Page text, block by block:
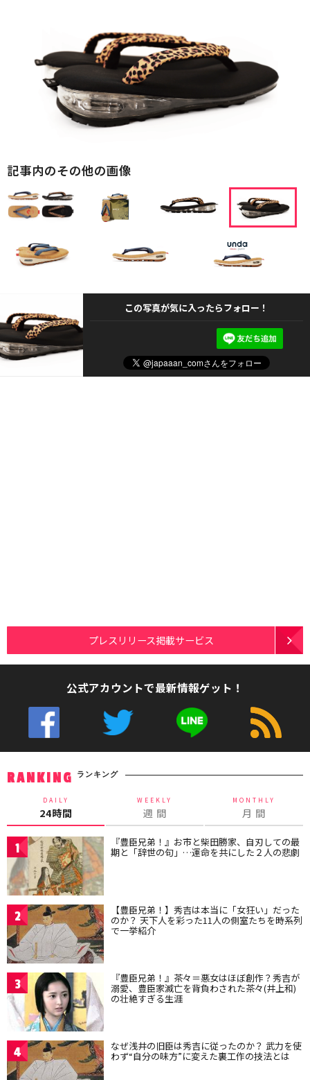
記事内のその他の画像
この写真が気に入ったらフォロー！
プレスリリース掲載サービス
公式アカウントで最新情報ゲット！
RANKING ランキング
DAILY
24時間
WEEKLY
週 間
MONTHLY
月 間
1 『豊臣兄弟！』お市と柴田勝家、自刃しての最
期と「辞世の句」…運命を共にした２人の悲劇
2 【豊臣兄弟！】秀吉は本当に「女狂い」だった
のか？ 天下人を彩った11人の側室たちを時系列
で一挙紹介
3 『豊臣兄弟！』茶々＝悪女はほぼ創作？秀吉が
溺愛、豊臣家滅亡を背負わされた茶々(井上和)
の壮絶すぎる生涯
4 なぜ浅井の旧臣は秀吉に従ったのか？ 武力を使
わず“自分の味方”に変えた裏工作の技法とは